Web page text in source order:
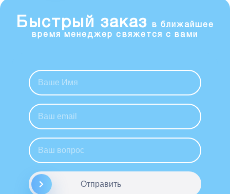
Быстрый заказ
в ближайшее
время менеджер свяжется с вами
Отправить